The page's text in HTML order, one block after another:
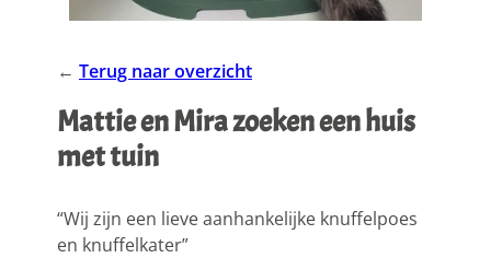
← Terug naar overzicht
Mattie en Mira zoeken een huis
met tuin
“Wij zijn een lieve aanhankelijke knuffelpoes
en knuffelkater”